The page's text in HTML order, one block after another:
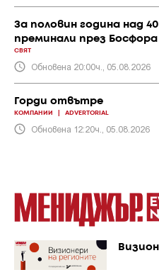
За половин година над
преминали през
СВЯТ
Обновена 20:00ч., 05.08.2026
Горди отвътре
КОМПАНИИ ADVERTORIAL
Обновена 12:20ч., 05.08.2026